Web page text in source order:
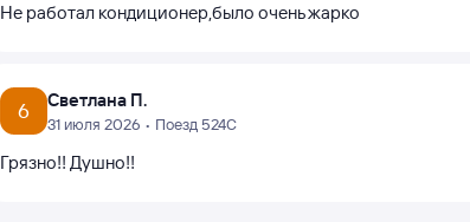
Не работал кондиционер,было очень жарко
6 Светлана П.
31 июля 2026 • Поезд 524С
Грязно!! Душно!!